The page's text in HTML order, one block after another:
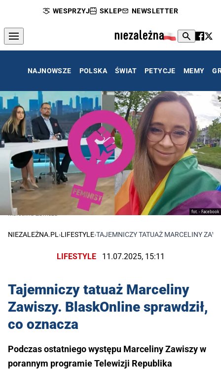
WESPRZYJ SKLEP NEWSLETTER
NAJNOWSZE POLSKA ŚWIAT PETYCJE MEMY
fot. - Facebook
Marcelina Zawisza
NIEZALEŻNA.PL ›LIFESTYLE›TAJEMNICZY TATUAŻ MARCELINY
LIFESTYLE 11.07.2025, 15:11
Tajemniczy tatuaż Marceliny
Zawiszy. BlaskOnline sprawdził,
co oznacza
Podczas ostatniego występu Marceliny Zawiszy w
porannym programie Telewizji Republika